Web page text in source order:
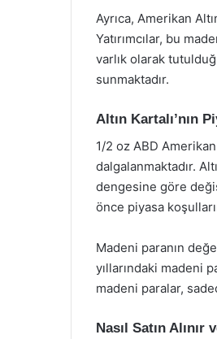
Ayrıca, Amerikan
Yatırımcılar, bu
varlık olarak
sunmaktadır.
Altın Kartalı’nın
1/2 oz ABD
dalgalanmaktadır.
dengesine göre
önce piyasa
Madeni paranın
yıllarındaki madeni
madeni paralar,
Nasıl Satın Alınır